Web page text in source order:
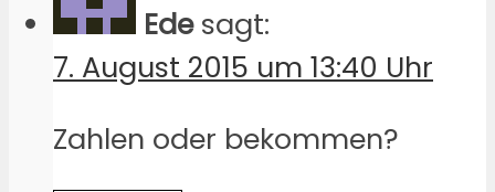
Ede sagt:
7. August 2015 um 13:40 Uhr
Zahlen oder bekommen?